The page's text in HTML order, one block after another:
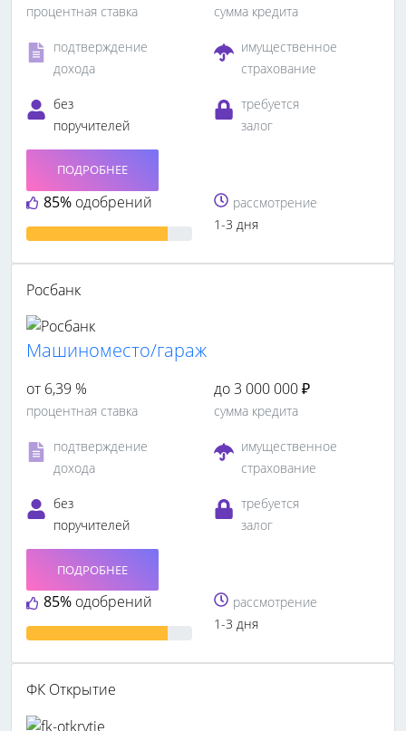
процентная ставка сумма кредита
подтверждение
дохода
имущественное
страхование
без
поручителей
требуется
залог
85% одобрений
ПОДРОБНЕЕ
рассмотрение
1-3 дня
Росбанк
Машиноместо/гараж
от 6,39 %
процентная ставка
до 3 000 000 ₽
сумма кредита
подтверждение
дохода
имущественное
страхование
без
поручителей
требуется
залог
85% одобрений
ПОДРОБНЕЕ
рассмотрение
1-3 дня
ФК Открытие